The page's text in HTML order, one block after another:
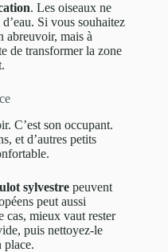
. Les oiseaux ne
Si vous souhaitez
abreuvoir, mais à
de transformer la zone
C’est son occupant.
et d’autres petits
sylvestre peuvent
peut aussi
cas, mieux vaut rester
puis nettoyez-le
place.